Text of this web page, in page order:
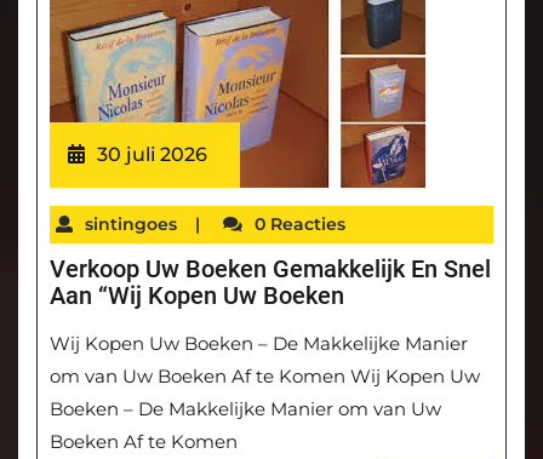
30 juli 2026
sintingoes | 0 Reacties
Verkoop Uw Boeken Gemakkelijk En Snel
Aan “Wij Kopen Uw Boeken
Wij Kopen Uw Boeken – De Makkelijke Manier
om van Uw Boeken Af te Komen Wij Kopen Uw
Boeken – De Makkelijke Manier om van Uw
Boeken Af te Komen